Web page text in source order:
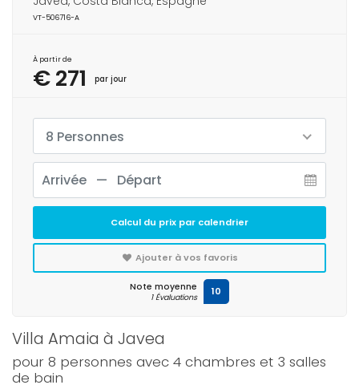
Villa Amaia à Javea
pour 8 personnes avec 4 chambres et 3 salles
de bain
VT-506716-A
À partir de
€ 271 par jour
8 Personnes
Calcul du prix par calendrier
Ajouter à vos favoris
Note moyenne
1 Évaluations 10